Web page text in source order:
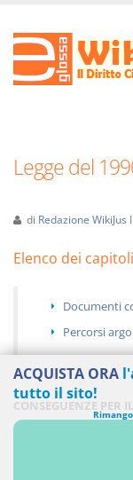
Legge del
di Redazione WikiJus I
Elenco dei capitoli
Documenti
Percorsi
CONSEGUENZE PER
CONCLUSIONE DEL
ACQUISTA ORA
tutto il sito!